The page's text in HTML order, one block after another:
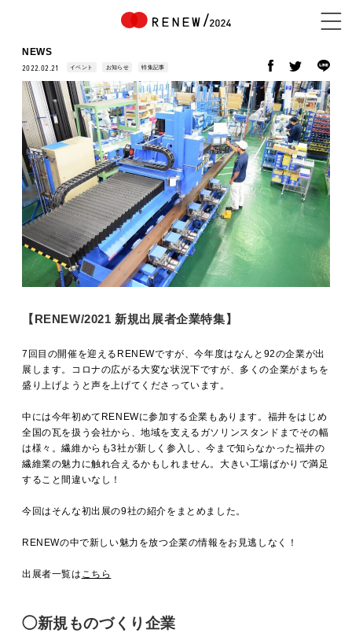
NEWS
ABOUT
CONTENTS
EXHIBITOR
MOVIE
ACCESS / STAY
NEWS
2022.02.21 イベント お知らせ 特集記事
【RENEW/2021 新規出展者企業特集】
7回目の開催を迎えるRENEWですが、今年度はなんと92の企業が出
展します。コロナの広がる大変な状況下ですが、多くの企業がまちを
盛り上げようと声を上げてくださっています。
中には今年初めてRENEWに参加する企業もあります。福井をはじめ
全国の瓦を扱う会社から、地域を支えるガソリンスタンドまでその幅
は様々。繊維からも3社が新しく参入し、今まで知らなかった福井の
繊維業の魅力に触れ合えるかもしれません。大きい工場ばかりで満足
すること間違いなし！
今回はそんな初出展の9社の紹介をまとめました。
RENEWの中で新しい魅力を放つ企業の情報をお見逃しなく！
出展者一覧は こちら
◯新規ものづくり企業